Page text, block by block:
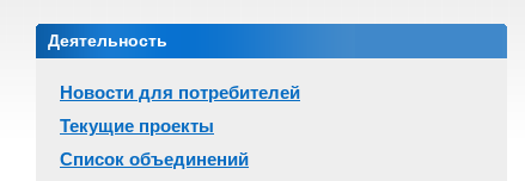
Деятельность
Новости для потребителей
Текущие проекты
Список объединений